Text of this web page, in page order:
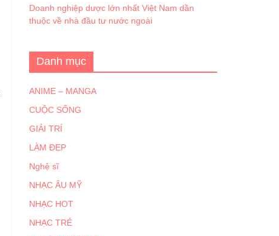
Doanh nghiệp dược lớn nhất Việt Nam dần
thuộc về nhà đầu tư nước ngoài
Danh mục
ANIME – MANGA
CUỘC SỐNG
GIẢI TRÍ
LÀM ĐẸP
Nghệ sĩ
NHẠC ÂU MỸ
NHẠC HOT
NHẠC TRẺ